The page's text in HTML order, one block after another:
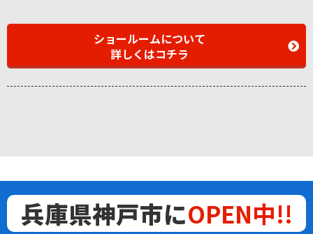
ショールームについて
詳しくはコチラ
兵庫県神戸市にOPEN中!!